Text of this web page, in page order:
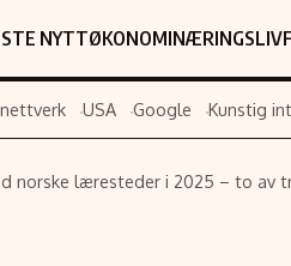
NYTTØKONOMINÆRINGSLIV
USA Google Kunstig
norske læresteder i 2025 – to av